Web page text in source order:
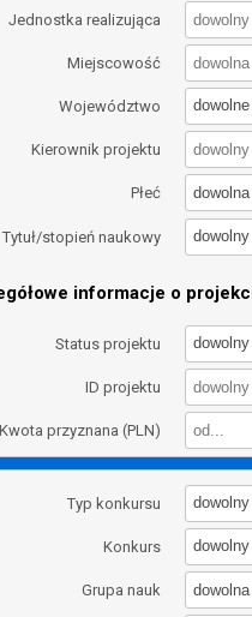
Jednostka realizująca
Miejscowość
Województwo dowolne
Kierownik projektu
Płeć dowolna
Tytuł/stopień naukowy dowolny
informacje o
Status projektu dowolny
ID projektu
Kwota przyznana (PLN)
Typ konkursu dowolny
Konkurs dowolny
Grupa nauk dowolna